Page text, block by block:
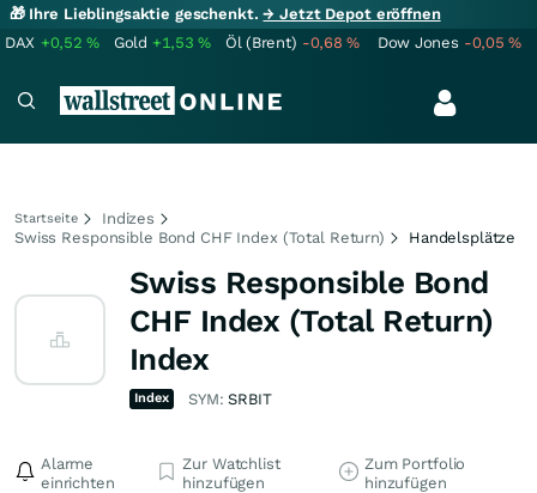
🎁 Ihre Lieblingsaktie geschenkt.→ Jetzt Depot eröffnen
DAX +0,52% Gold +1,53% Öl (Brent) -0,68% Dow Jones -0,05%
Startseite
Indizes
Swiss Responsible Bond CHF Index (Total Return)
Handelsplätze
Swiss Responsible Bond
CHF Index (Total Return)
Index
Index SYM:SRBIT
Alarme
einrichten
Zur Watchlist
hinzufügen
Zum Portfolio
hinzufügen